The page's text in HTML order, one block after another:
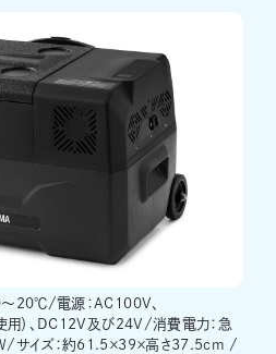
20℃/電源：AC100V、
）、DC12V及び24V/消費電力：急
サイズ：約61.5×39×高さ37.5cm /